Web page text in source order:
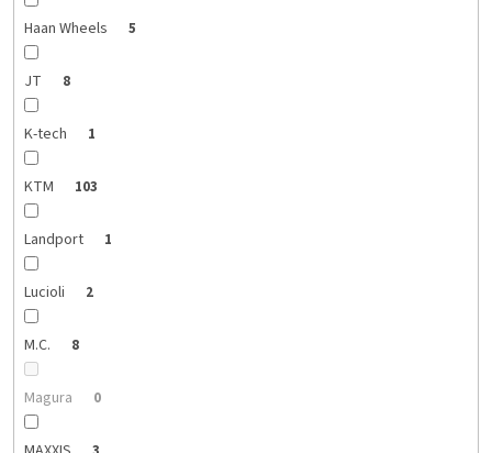
Haan Wheels 5
JT 8
K-tech 1
KTM 103
Landport 1
Lucioli 2
M.C. 8
Magura 0